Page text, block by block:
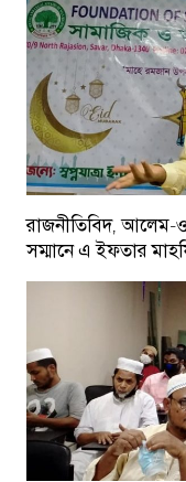
রাজনীতিবিদ, আলেম-
সম্মানে এ ইফতার